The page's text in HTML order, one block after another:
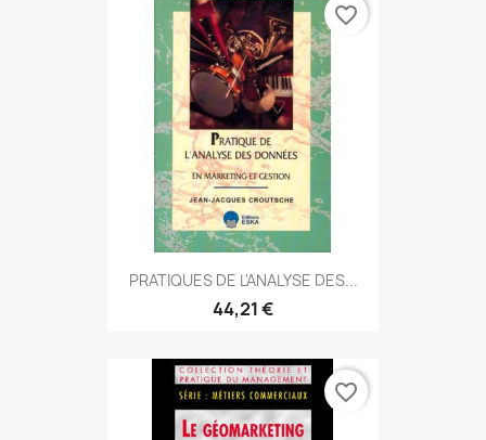
PRATIQUES DE L'ANALYSE DES...
44,21 €
favorite_border
favorite_border